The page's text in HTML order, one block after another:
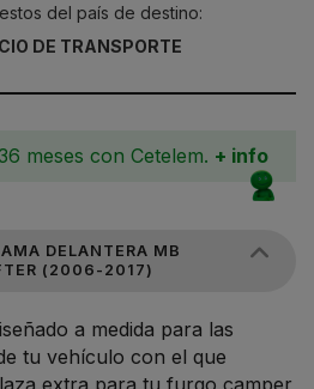
del país de destino:
DE TRANSPORTE
meses con Cetelem. + info
DELANTERA MB
(2006-2017)
a medida para las
tu vehículo con el que
extra para tu furgo camper